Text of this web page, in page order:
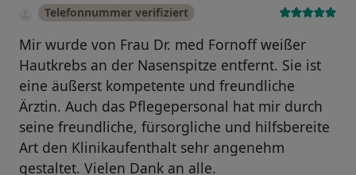
Telefonnummer verifiziert
Mir wurde von Frau Dr. med Fornoff weißer
Hautkrebs an der Nasenspitze entfernt. Sie ist
eine äußerst kompetente und freundliche
Ärztin. Auch das Pflegepersonal hat mir durch
seine freundliche, fürsorgliche und hilfsbereite
Art den Klinikaufenthalt sehr angenehm
gestaltet. Vielen Dank an alle.